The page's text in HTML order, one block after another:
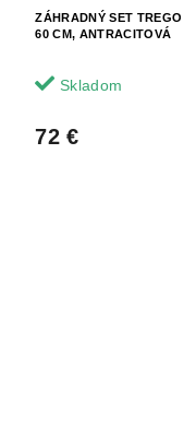
ZÁHRADNÝ SET
60 CM, ANTRACITOVÁ
Skladom
72 €